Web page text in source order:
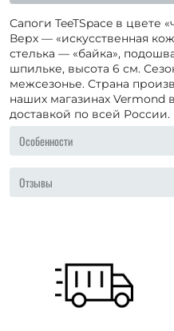
Сапоги TeeTSpace в цвете
Верх — «искусственная
стелька — «байка»,
шпильке, высота 6 см.
межсезонье. Страна
наших магазинах Vermond
доставкой по всей России.
Особенности
Отзывы